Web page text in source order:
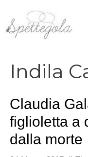
contenuto
Indila
Claudia
figlioletta a
dalla morte